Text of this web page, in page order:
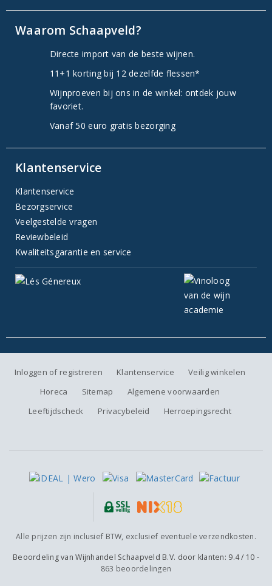
Waarom Schaapveld?
Directe import van de beste wijnen.
11+1 korting bij 12 dezelfde flessen*
Wijnproeven bij ons in de winkel: ontdek jouw
favoriet.
Vanaf 50 euro gratis bezorging
Klantenservice
Klantenservice
Bezorgservice
Veelgestelde vragen
Reviewbeleid
Kwaliteitsgarantie en service
Inloggen of registreren Klantenservice
Veilig winkelen
Horeca
Sitemap
Algemene voorwaarden
Leeftijdscheck
Privacybeleid Herroepingsrecht
Alle prijzen zijn inclusief BTW, exclusief eventuele verzendkosten.
Beoordeling vanWijnhandel Schaapveld B.V. door klanten: 9.4/ 10 -
863 beoordelingen